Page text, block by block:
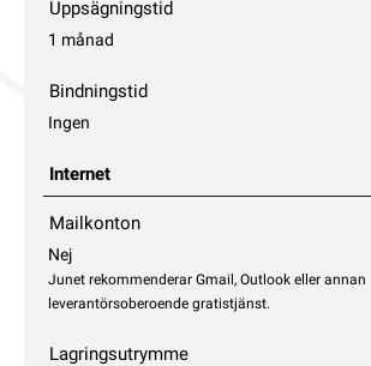
Uppsägningstid
1 månad
Bindningstid
Ingen
Internet
Mailkonton
Nej
Junet rekommenderar Gmail, Outlook eller annan
leverantörsoberoende gratistjänst.
Lagringsutrymme